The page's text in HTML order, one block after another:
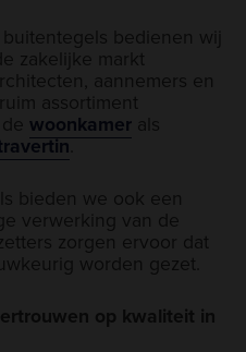
bedienen wij
zakelijke markt
aannemers en
assortiment
woonkamer als
.
bieden we ook een
verwerking van de
zorgen ervoor dat
worden gezet.
op kwaliteit in